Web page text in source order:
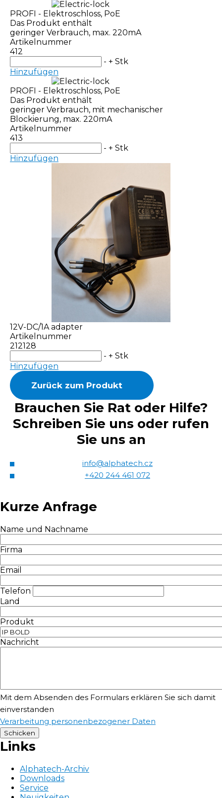
PROFI - Elektroschloss, PoE
Das Produkt enthält
geringer Verbrauch, max. 220mA
Artikelnummer
412
- + Stk
Hinzufügen
PROFI - Elektroschloss, PoE
Das Produkt enthält
geringer Verbrauch, mit mechanischer
Blockierung, max. 220mA
Artikelnummer
413
- + Stk
Hinzufügen
12V-DC/1A adapter
Artikelnummer
212128
- + Stk
Hinzufügen
Zurück zum Produkt
Brauchen Sie Rat oder Hilfe?
Schreiben Sie uns oder rufen
Sie uns an
info@alphatech.cz
+420 244 461 072
Kurze Anfrage
Name und Nachname
Firma
Email
Telefon
Land
Produkt
Nachricht
Mit dem Absenden des Formulars erklären Sie sich damit
einverstanden
Verarbeitung personenbezogener Daten
Links
Alphatech-Archiv
Downloads
Service